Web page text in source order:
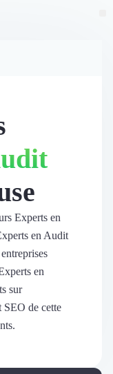
Experts en
en Audit
en
sur
de cette